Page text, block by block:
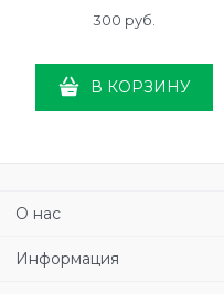
300 руб.
В КОРЗИНУ
О нас
Информация